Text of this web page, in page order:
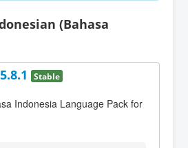
(Bahasa
Stable
Indonesia Language Pack for